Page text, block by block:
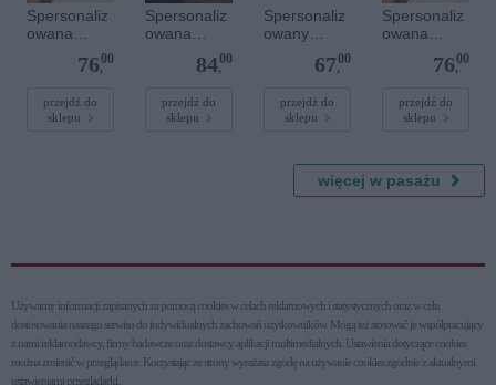
Spersonaliz
owana
bransoletka
sznurkowa -
Srebrne
serce
76,
00
przejdź do
sklepu
Spersonaliz
owana
bransoletka
szlachetnym
i - Szary - M
84,
00
przejdź do
sklepu
Spersonaliz
owany
plakat - 40 x
67,
00
przejdź do
sklepu
Spersonaliz
owana
bransoletka
sznurkowa -
Złote kółko
76,
00
przejdź do
sklepu
więcej w pasażu
Używamy informacji zapisanych za pomocą cookies w celach reklamowych i statystycznych oraz w celu
dostosowania naszego serwisu do indywidualnych zachowań użytkowni­ków. Mogą też stosować je współpracujący
z nami reklamodawcy, firmy badawcze oraz dostawcy aplikacji multimedialnych. Ustawienia dotyczące cookies
można zmienić w przeglądarce. Korzystając ze strony wyrażasz zgodę na używanie cookies zgodnie z aktualnymi
ustawieniami przeglądarki.